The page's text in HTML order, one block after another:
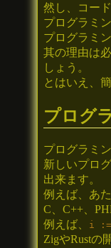
然し、コー
プログラミ
プログラミ
其の理由は
しょう。
とはいえ、
プログ
プログラミ
新しいプロ
出来ます。
例えば、あ
C、C++、
例えば、
i
ZigやRustの